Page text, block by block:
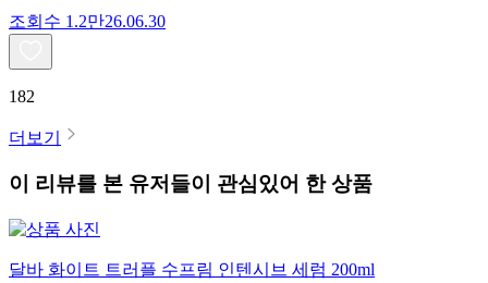
조회수 1.2만26.06.30
182
더보기
이 리뷰를 본 유저들이 관심있어 한 상품
달바 화이트 트러플 수프림 인텐시브 세럼 200ml